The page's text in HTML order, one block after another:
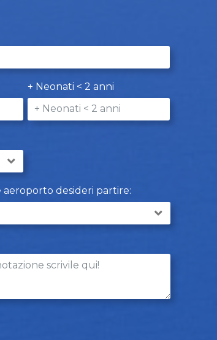
+ Neonati < 2 anni
aeroporto desideri partire: